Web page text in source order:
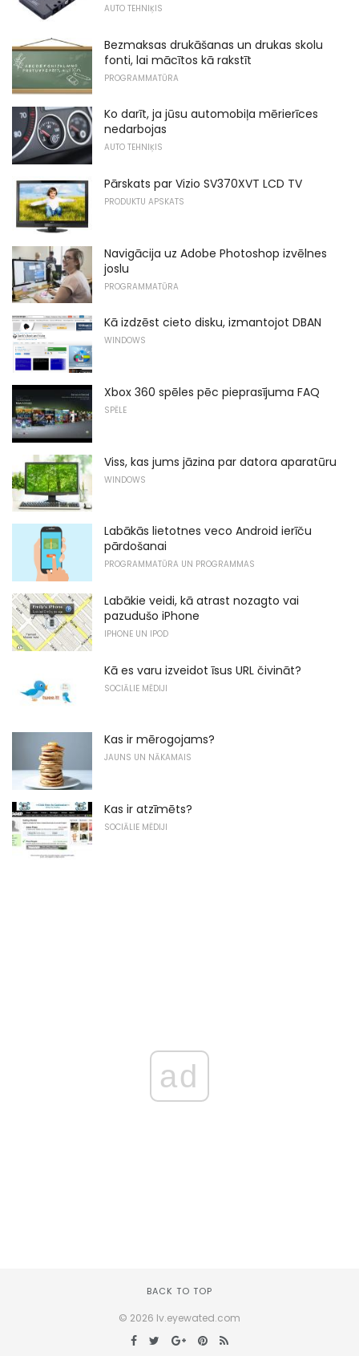
AUTO TEHNIĶIS
Bezmaksas drukāšanas un drukas skolu
fonti, lai mācītos kā rakstīt
PROGRAMMATŪRA
Ko darīt, ja jūsu automobiļa mērierīces
nedarbojas
AUTO TEHNIĶIS
Pārskats par Vizio SV370XVT LCD TV
PRODUKTU APSKATS
Navigācija uz Adobe Photoshop izvēlnes
joslu
PROGRAMMATŪRA
Kā izdzēst cieto disku, izmantojot DBAN
WINDOWS
Xbox 360 spēles pēc pieprasījuma FAQ
SPĒLE
Viss, kas jums jāzina par datora aparatūru
WINDOWS
Labākās lietotnes veco Android ierīču
pārdošanai
PROGRAMMATŪRA UN PROGRAMMAS
Labākie veidi, kā atrast nozagto vai
pazudušo iPhone
IPHONE UN IPOD
Kā es varu izveidot īsus URL čivināt?
SOCIĀLIE MĒDIJI
Kas ir mērogojams?
JAUNS UN NĀKAMAIS
Kas ir atzīmēts?
SOCIĀLIE MĒDIJI
ad
BACK TO TOP
© 2026 lv.eyewated.com